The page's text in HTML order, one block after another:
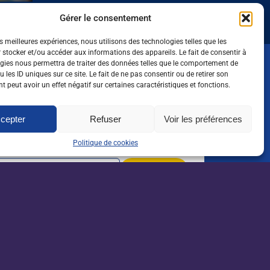
Gérer le consentement
meilleures expériences, nous utilisons des technologies telles que les
stocker et/ou accéder aux informations des appareils. Le fait de consentir à
nous permettra de traiter des données telles que le comportement de
les ID uniques sur ce site. Le fait de ne pas consentir ou de retirer son
peut avoir un effet négatif sur certaines caractéristiques et fonctions.
Refuser Voir les préférences
Politique de cookies
l'actualité de l'emploi
l'agri, l'agro et
orientation